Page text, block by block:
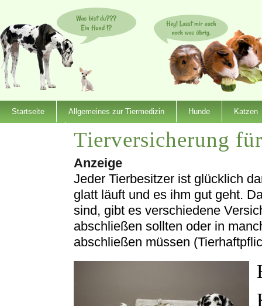
Startseite Allgemeines zur Tiermedizin Hunde Katzen
Tierversicherung
Anzeige
Jeder Tierbesitzer ist glücklich
glatt läuft und es ihm gut geht.
sind, gibt es verschiedene
abschließen sollten oder in
abschließen müssen